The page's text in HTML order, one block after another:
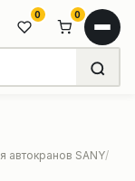
0 0
автокранов SANY